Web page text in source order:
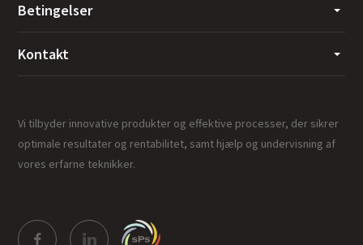
Betingelser
Kontakt
Vi tilbyder innovative produkter og effektive processer, der sikrer
optimale resultater og rentabilitet, samt hjælp og undervisning af
vores erfarne teknikker.